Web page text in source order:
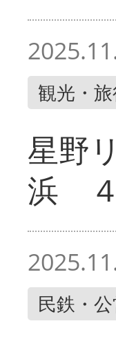
観光・
星野
浜 ４
民鉄・